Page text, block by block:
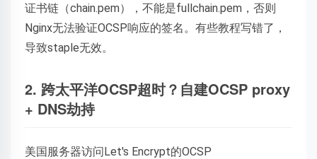
证书链（chain.pem），不能是fullchain.pem，否则
Nginx无法验证OCSP响应的签名。有些教程写错了，
导致staple无效。
2. 跨太平洋OCSP超时？自建OCSP proxy
+ DNS劫持
美国服务器访问Let's Encrypt的OCSP